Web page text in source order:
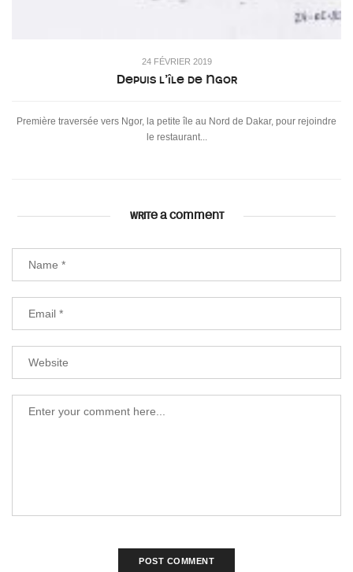
24 FÉVRIER 2019
Depuis l’île de Ngor
Première traversée vers Ngor, la petite île au Nord de Dakar, pour rejoindre
le restaurant...
WRITE A COMMENT